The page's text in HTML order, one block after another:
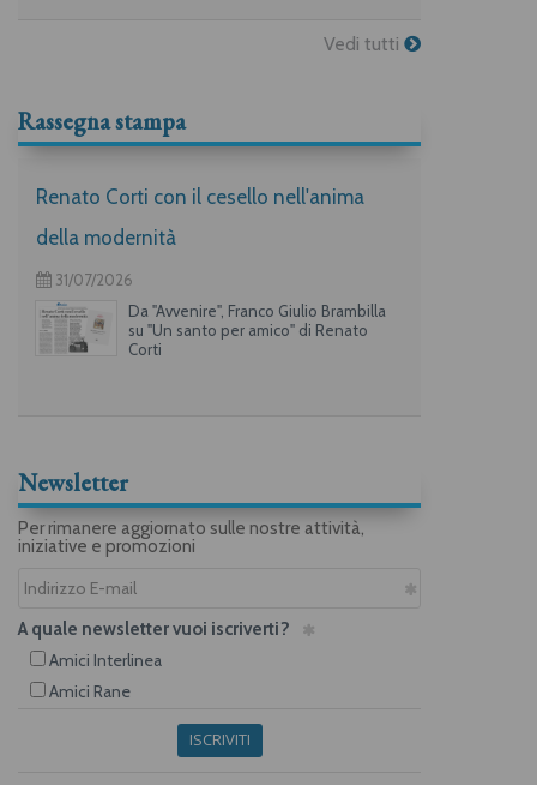
Vedi tutti
Rassegna stampa
Renato Corti con il cesello nell'anima
della modernità
31/07/2026
Da "Avvenire", Franco Giulio Brambilla
su "Un santo per amico" di Renato
Corti
Newsletter
Per rimanere aggiornato sulle nostre attività,
iniziative e promozioni
A quale newsletter vuoi iscriverti?
Amici Interlinea
Amici Rane
ISCRIVITI